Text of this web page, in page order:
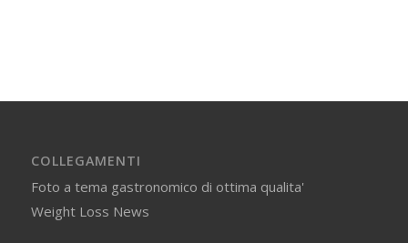
COLLEGAMENTI
Foto a tema gastronomico di ottima qualita'
Weight Loss News